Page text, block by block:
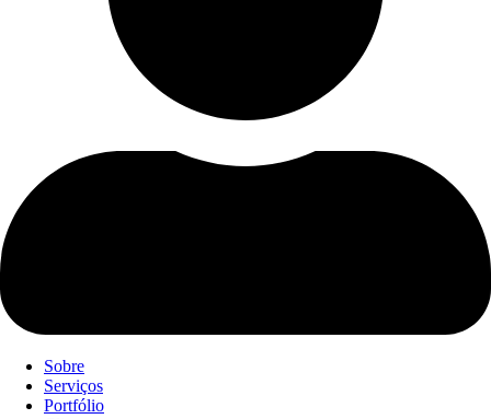
Sobre
Serviços
Portfólio